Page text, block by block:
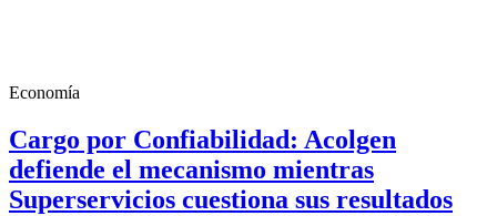
Economía
Cargo por Confiabilidad: Acolgen
defiende el mecanismo mientras
Superservicios cuestiona sus resultados